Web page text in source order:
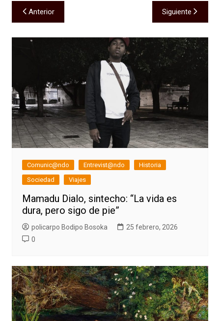
Navegación
de
entradas
Anterior Siguiente
Comunic@ndo Entrevist@ndo
Historia
Sociedad
Viajes
Mamadu Dialo, sintecho: “La vida es
dura, pero sigo de pie”
policarpo Bodipo Bosoka
25 febrero, 2026
0